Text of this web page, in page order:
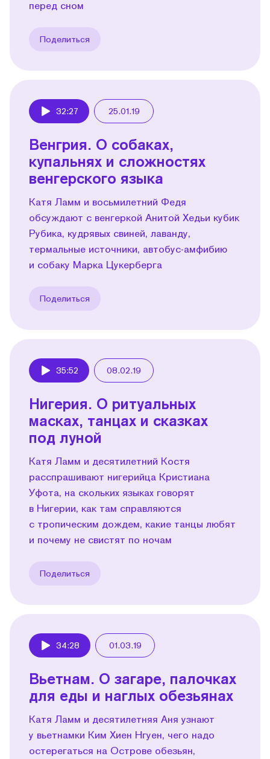
перед сном
Поделиться
32:27 25.01.19
Венгрия. О собаках,
купальнях и сложностях
венгерского языка
Катя Ламм и восьмилетний Федя
обсуждают с венгеркой Анитой Хедьи кубик
Рубика, кудрявых свиней, лаванду,
термальные источники, автобус-амфибию
и собаку Марка Цукерберга
Поделиться
35:52 08.02.19
Нигерия. О ритуальных
масках, танцах и сказках
под луной
Катя Ламм и десятилетний Костя
расспрашивают нигерийца Кристиана
Уфота, на скольких языках говорят
в Нигерии, как там справляются
с тропическим дождем, какие танцы любят
и почему не свистят по ночам
Поделиться
34:28 01.03.19
Вьетнам. О загаре, палочках
для еды и наглых обезьянах
Катя Ламм и десятилетняя Аня узнают
у вьетнамки Ким Хиен Нгуен, чего надо
остерегаться на Острове обезьян,